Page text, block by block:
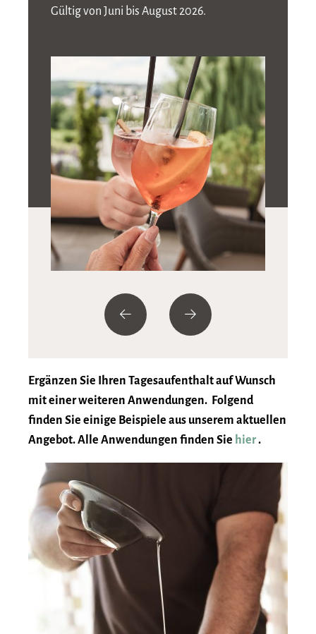
Gültig von Juni bis August 2026.
Ergänzen Sie Ihren Tagesaufenthalt auf Wunsch
mit einer weiteren Anwendungen. Folgend
finden Sie einige Beispiele aus unserem aktuellen
Angebot. Alle Anwendungen finden Sie hier.